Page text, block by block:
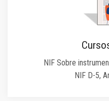
NIF Sobre
NIF D-5,